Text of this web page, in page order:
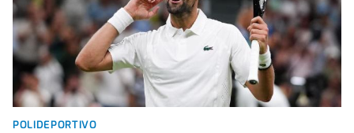
POLIDEPORTIVO